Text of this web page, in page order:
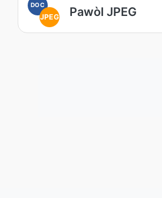
DOC
JPEG Pawòl JPEG